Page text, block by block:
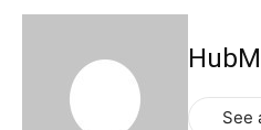
See